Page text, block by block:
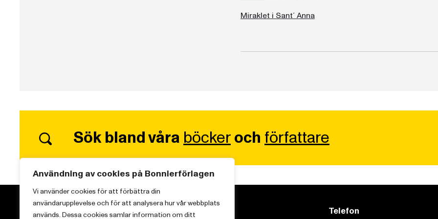
Användning av cookies på Bonnierförlagen
Vi använder cookies för att förbättra din
användarupplevelse och för att analysera hur vår webbplats
används. Dessa cookies samlar information om ditt
Miraklet i Sant´ Anna
Sök bland våraböckeroch författare
Telefon